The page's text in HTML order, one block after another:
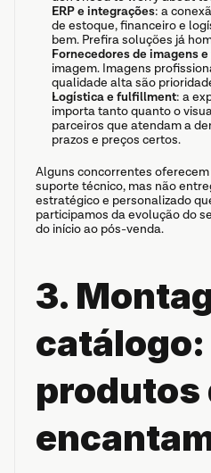
ERP e integrações: a
de estoque, financeiro e
bem. Prefira soluções já
Fornecedores de imagens
imagem. Imagens
qualidade alta são
Logística e fulfillment: a
importa tanto quanto o
parceiros que atendam a
prazos e preços certos.
Alguns concorrentes
suporte técnico, mas não
estratégico e personalizado
participamos da evolução do
do início ao pós-venda.
3.
catálogo:
produtos